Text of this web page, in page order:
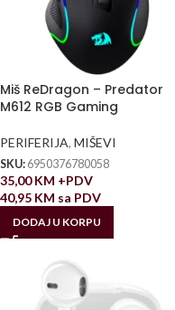
Miš ReDragon – Predator
M612 RGB Gaming
PERIFERIJA, MIŠEVI
SKU: 6950376780058
35,00KM +PDV
40,95 KM sa PDV
DODAJ U KORPU